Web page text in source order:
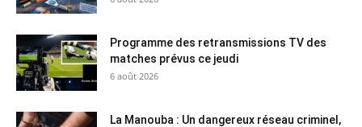
Programme des retransmissions TV des
matches prévus ce jeudi
6 août 2026
La Manouba : Un dangereux réseau criminel,